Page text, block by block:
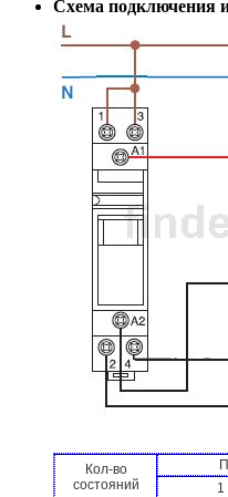
Схема подключения
Кол-во
состояний
1